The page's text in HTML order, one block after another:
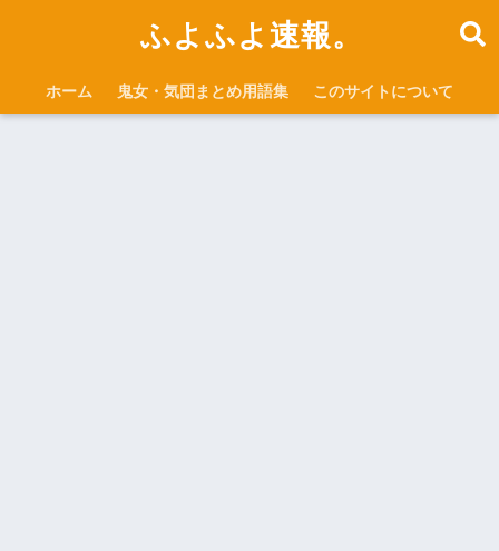
ふよふよ速報。
ホーム 鬼女・気団まとめ用語集 このサイトについて